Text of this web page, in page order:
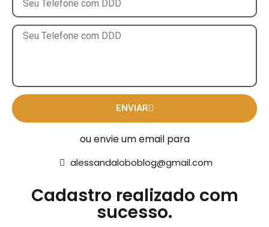
ENVIAR
ou envie um email para
alessandaloboblog@gmail.com
Cadastro realizado com
sucesso.